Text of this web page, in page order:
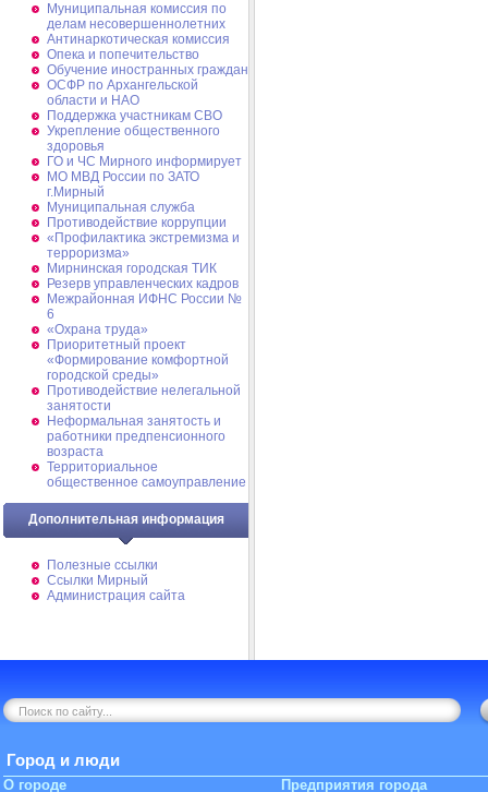
Муниципальная комиссия по
делам несовершеннолетних
Антинаркотическая комиссия
Опека и попечительство
Обучение иностранных граждан
ОСФР по Архангельской
области и НАО
Поддержка участникам СВО
Укрепление общественного
здоровья
ГО и ЧС Мирного информирует
МО МВД России по ЗАТО
г.Мирный
Муниципальная cлужба
Противодействие коррупции
«Профилактика экстремизма и
терроризма»
Мирнинская городская ТИК
Резерв управленческих кадров
Межрайонная ИФНС России №
6
«Охрана труда»
Приоритетный проект
«Формирование комфортной
городской среды»
Противодействие нелегальной
занятости
Неформальная занятость и
работники предпенсионного
возраста
Территориальное
общественное самоуправление
Дополнительная информация
Полезные ссылки
Ссылки Мирный
Администрация сайта
Город и люди
О городе Предприятия города